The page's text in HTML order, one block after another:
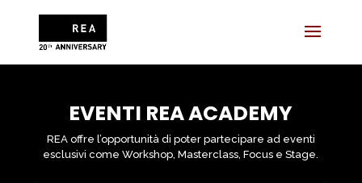
EVENTI REA ACADEMY
REA offre l’opportunità di poter partecipare ad eventi
esclusivi come Workshop, Masterclass, Focus e Stage.